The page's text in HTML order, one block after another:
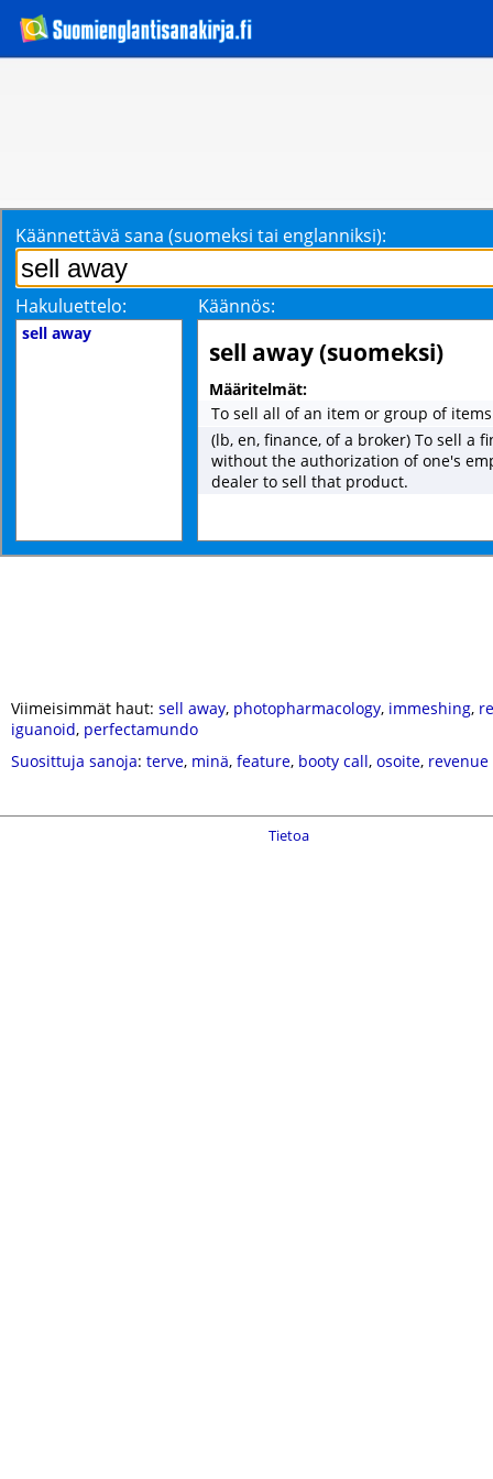
Käännettävä sana (suomeksi tai englanniksi):
Hakuluettelo: Käännös:
sell away
sell away (suomeksi)
Määritelmät:
To sell all of an item or group of
(lb, en, finance, of a broker) To sell a
without the authorization of one's
dealer to sell that product.
Viimeisimmät haut: sell away, photopharmacology, immeshing,
iguanoid, perfectamundo
Suosittuja sanoja: terve, minä, feature, booty call, osoite, revenue
Tietoa